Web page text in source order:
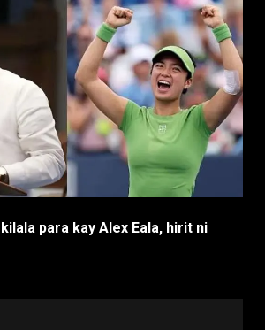
para kay Alex Eala, hirit ni